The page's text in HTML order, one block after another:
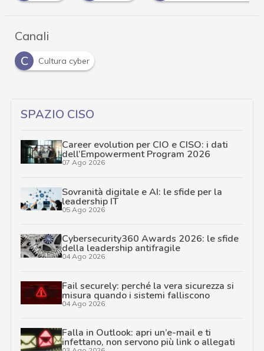
Canali
C
Cultura cyber
SPAZIO CISO
Career evolution per CIO e CISO: i dati
dell’Empowerment Program 2026
07 Ago 2026
Sovranità digitale e AI: le sfide per la
leadership IT
05 Ago 2026
Cybersecurity360 Awards 2026: le sfide
della leadership antifragile
04 Ago 2026
Fail securely: perché la vera sicurezza si
misura quando i sistemi falliscono
04 Ago 2026
Falla in Outlook: apri un’e-mail e ti
infettano, non servono più link o allegati